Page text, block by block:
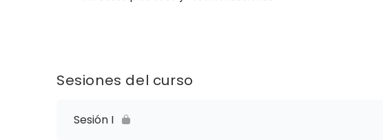
Sesiones del curso
Sesión I